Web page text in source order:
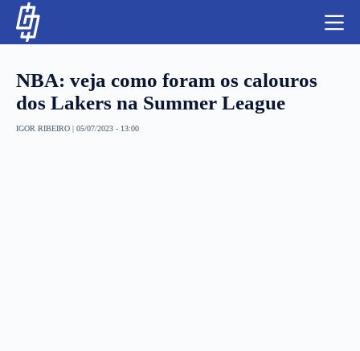
NBA: veja como foram os calouros
dos Lakers na Summer League
IGOR RIBEIRO | 05/07/2023 - 13:00